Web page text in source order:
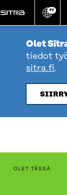
suoraan
sisältöön
Vaihda
kieli
FI
Olet
tiedot
sitra.fi.
OLET TÄSSÄ